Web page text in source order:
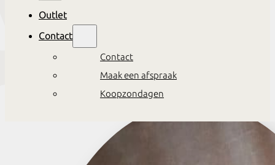
Outlet
Contact
Contact
Maak een afspraak
Koopzondagen